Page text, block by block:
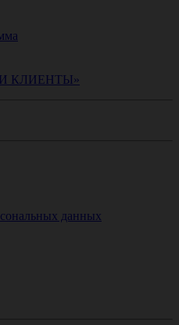
КЛИЕНТЫ»
данных